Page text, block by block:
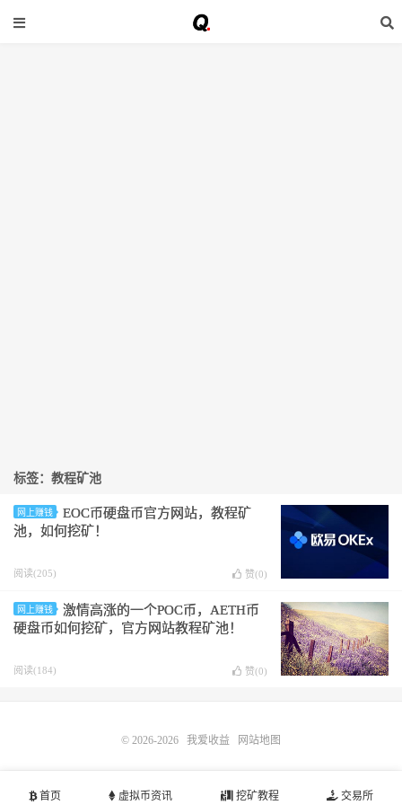
标签：教程矿池
网上赚钱
EOC币硬盘币官方网站，教程矿
池，如何挖矿！
阅读(205) 赞(0)
网上赚钱
激情高涨的一个POC币，AETH币
硬盘币如何挖矿，官方网站教程矿池！
阅读(184) 赞(0)
首页 虚拟币资讯 挖矿教程 交易所
© 2026-2026 我爱收益 网站地图